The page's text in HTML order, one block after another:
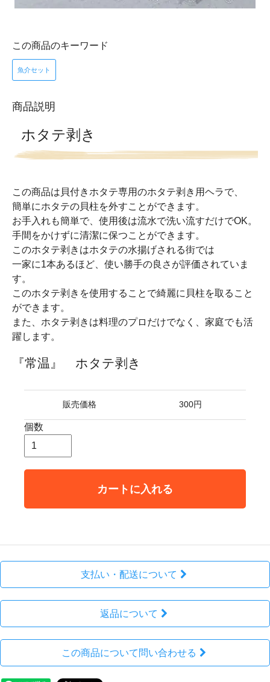
この商品のキーワード
魚介セット
商品説明
ホタテ剥き
この商品は貝付きホタテ専用のホタテ剥き用ヘラで、
簡単にホタテの貝柱を外すことができます。
お手入れも簡単で、使用後は流水で洗い流すだけでOK。
手間をかけずに清潔に保つことができます。
このホタテ剥きはホタテの水揚げされる街では
一家に1本あるほど、使い勝手の良さが評価されていま
す。
このホタテ剥きを使用することで綺麗に貝柱を取ること
ができます。
また、ホタテ剥きは料理のプロだけでなく、家庭でも活
躍します。
『常温』 ホタテ剥き
販売価格 300円
個数
カートに入れる
支払い・配送について
返品について
この商品について問い合わせる